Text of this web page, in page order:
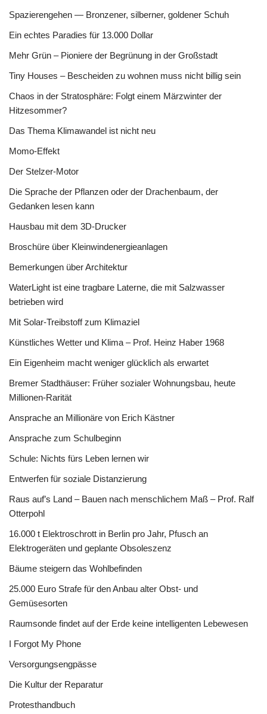
Spazierengehen — Bronzener, silberner, goldener Schuh
Ein echtes Paradies für 13.000 Dollar
Mehr Grün – Pioniere der Begrünung in der Großstadt
Tiny Houses – Bescheiden zu wohnen muss nicht billig sein
Chaos in der Stratosphäre: Folgt einem Märzwinter der
Hitzesommer?
Das Thema Klimawandel ist nicht neu
Momo-Effekt
Der Stelzer-Motor
Die Sprache der Pflanzen oder der Drachenbaum, der
Gedanken lesen kann
Hausbau mit dem 3D-Drucker
Broschüre über Kleinwindenergieanlagen
Bemerkungen über Architektur
WaterLight ist eine tragbare Laterne, die mit Salzwasser
betrieben wird
Mit Solar-Treibstoff zum Klimaziel
Künstliches Wetter und Klima – Prof. Heinz Haber 1968
Ein Eigenheim macht weniger glücklich als erwartet
Bremer Stadthäuser: Früher sozialer Wohnungsbau, heute
Millionen-Rarität
Ansprache an Millionäre von Erich Kästner
Ansprache zum Schulbeginn
Schule: Nichts fürs Leben lernen wir
Entwerfen für soziale Distanzierung
Raus auf’s Land – Bauen nach menschlichem Maß – Prof. Ralf
Otterpohl
16.000 t Elektroschrott in Berlin pro Jahr, Pfusch an
Elektrogeräten und geplante Obsoleszenz
Bäume steigern das Wohlbefinden
25.000 Euro Strafe für den Anbau alter Obst- und
Gemüsesorten
Raumsonde findet auf der Erde keine intelligenten Lebewesen
I Forgot My Phone
Versorgungsengpässe
Die Kultur der Reparatur
Protesthandbuch